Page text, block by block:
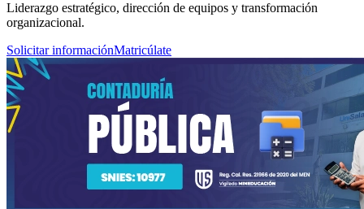
Liderazgo estratégico, dirección de equipos y transformación
organizacional.
Solicitar informaciónMatricúlate